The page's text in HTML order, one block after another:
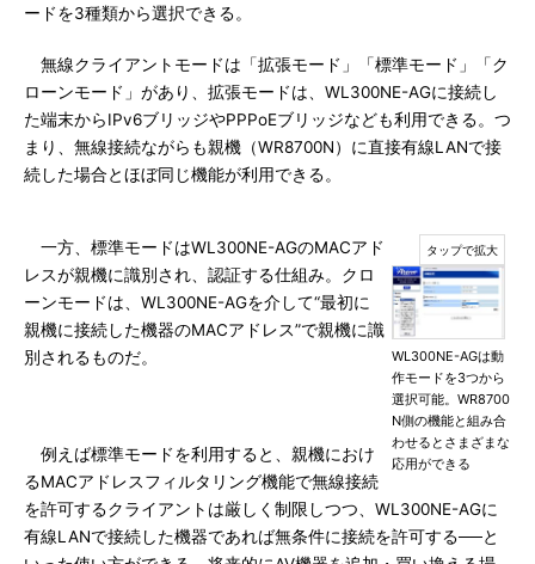
ードを3種類から選択できる。
無線クライアントモードは「拡張モード」「標準モード」「ク
ローンモード」があり、拡張モードは、WL300NE-AGに接続し
た端末からIPv6ブリッジやPPPoEブリッジなども利用できる。つ
まり、無線接続ながらも親機（WR8700N）に直接有線LANで接
続した場合とほぼ同じ機能が利用できる。
WL300NE-AGは動
作モードを3つから
選択可能。WR8700
N側の機能と組み合
わせるとさまざまな
応用ができる
一方、標準モードはWL300NE-AGのMACアド
レスが親機に識別され、認証する仕組み。クロ
ーンモードは、WL300NE-AGを介して“最初に
親機に接続した機器のMACアドレス”で親機に識
別されるものだ。
例えば標準モードを利用すると、親機におけ
るMACアドレスフィルタリング機能で無線接続
を許可するクライアントは厳しく制限しつつ、WL300NE-AGに
有線LANで接続した機器であれば無条件に接続を許可する──と